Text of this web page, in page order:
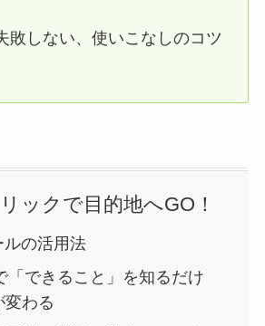
敗しない、使いこなしのコツ
ックで目的地へGO！
の活用法
「できること」を知るだけ
変わる